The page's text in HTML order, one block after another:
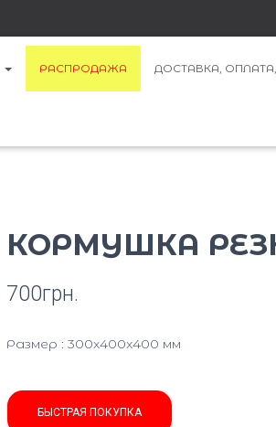
РАСПРОДАЖА ДОСТАВКА,
КОРМУШКА
700грн.
Размер : 300x400x400 мм
БЫСТРАЯ ПОКУПКА